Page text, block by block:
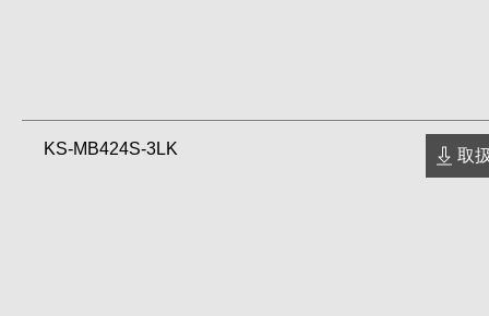
KS-MB424S-3LK 取